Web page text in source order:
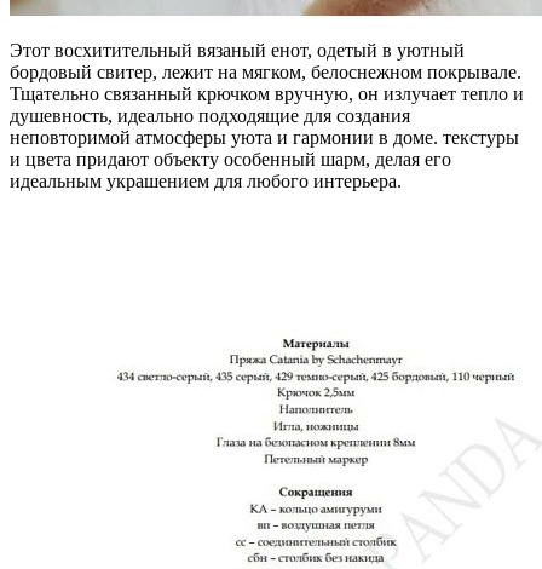
Этот восхитительный вязаный енот, одетый в уютный
бордовый свитер, лежит на мягком, белоснежном покрывале.
Тщательно связанный крючком вручную, он излучает тепло и
душевность, идеально подходящие для создания
неповторимой атмосферы уюта и гармонии в доме. текстуры
и цвета придают объекту особенный шарм, делая его
идеальным украшением для любого интерьера.